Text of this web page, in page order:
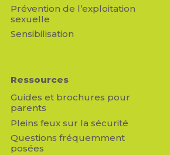
Prévention de l’exploitation
sexuelle
Sensibilisation
Ressources
Guides et brochures pour
parents
Pleins feux sur la sécurité
Questions fréquemment
posées